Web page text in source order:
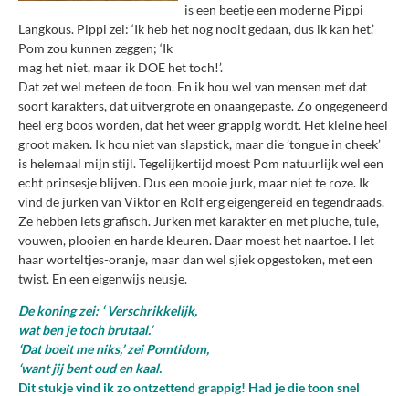
is een beetje een moderne Pippi
Langkous. Pippi zei: ‘Ik heb het nog nooit gedaan, dus ik kan het.’
Pom zou kunnen zeggen; ‘Ik
mag het niet, maar ik DOE het toch!’.
Dat zet wel meteen de toon. En ik hou wel van mensen met dat
soort karakters, dat uitvergrote en onaangepaste. Zo ongegeneerd
heel erg boos worden, dat het weer grappig wordt. Het kleine heel
groot maken. Ik hou niet van slapstick, maar die ’tongue in cheek’
is helemaal mijn stijl. Tegelijkertijd moest Pom natuurlijk wel een
echt prinsesje blijven. Dus een mooie jurk, maar niet te roze. Ik
vind de jurken van Viktor en Rolf erg eigengereid en tegendraads.
Ze hebben iets grafisch. Jurken met karakter en met pluche, tule,
vouwen, plooien en harde kleuren. Daar moest het naartoe. Het
haar worteltjes-oranje, maar dan wel sjiek opgestoken, met een
twist. En een eigenwijs neusje.
De koning zei: ‘ Verschrikkelijk,
wat ben je toch brutaal.’
‘Dat boeit me niks,’ zei Pomtidom,
‘want jij bent oud en kaal.
Dit stukje vind ik zo ontzettend grappig! Had je die toon snel